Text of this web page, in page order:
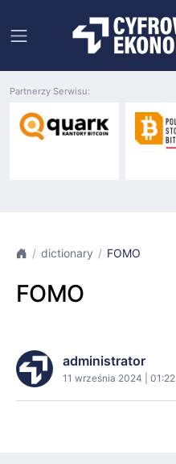
Partnerzy Serwisu:
dictionary FOMO
FOMO
administrator
11 września 2024 | 01:22